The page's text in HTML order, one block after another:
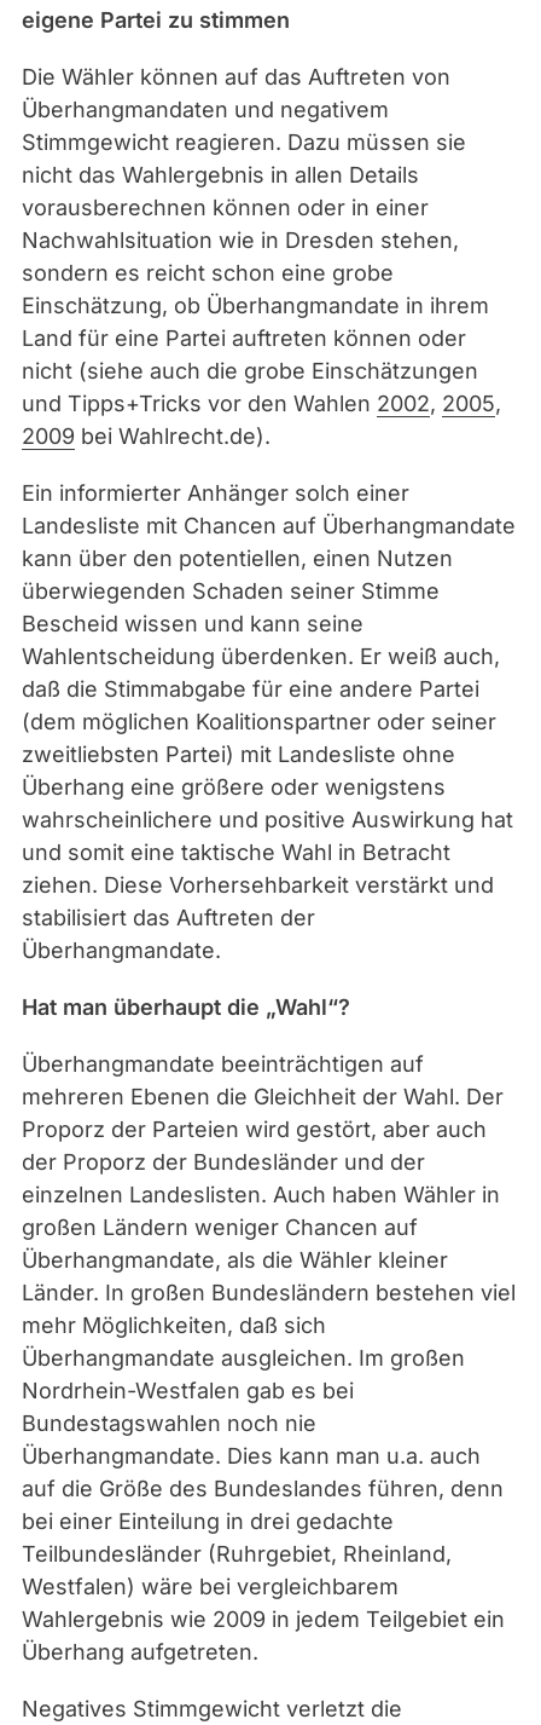
eigene Partei zu stimmen
Die Wähler können auf das Auftreten von
Überhangmandaten und negativem
Stimmgewicht reagieren. Dazu müssen sie
nicht das Wahlergebnis in allen Details
vorausberechnen können oder in einer
Nachwahlsituation wie in Dresden stehen,
sondern es reicht schon eine grobe
Einschätzung, ob Überhangmandate in ihrem
Land für eine Partei auftreten können oder
nicht (siehe auch die grobe Einschätzungen
und Tipps+Tricks vor den Wahlen 2002, 2005,
2009 bei Wahlrecht.de).
Ein informierter Anhänger solch einer
Landesliste mit Chancen auf Überhangmandate
kann über den potentiellen, einen Nutzen
überwiegenden Schaden seiner Stimme
Bescheid wissen und kann seine
Wahlentscheidung überdenken. Er weiß auch,
daß die Stimmabgabe für eine andere Partei
(dem möglichen Koalitionspartner oder seiner
zweitliebsten Partei) mit Landesliste ohne
Überhang eine größere oder wenigstens
wahrscheinlichere und positive Auswirkung hat
und somit eine taktische Wahl in Betracht
ziehen. Diese Vorhersehbarkeit verstärkt und
stabilisiert das Auftreten der
Überhangmandate.
Hat man überhaupt die „Wahl“?
Überhangmandate beeinträchtigen auf
mehreren Ebenen die Gleichheit der Wahl. Der
Proporz der Parteien wird gestört, aber auch
der Proporz der Bundesländer und der
einzelnen Landeslisten. Auch haben Wähler in
großen Ländern weniger Chancen auf
Überhangmandate, als die Wähler kleiner
Länder. In großen Bundesländern bestehen viel
mehr Möglichkeiten, daß sich
Überhangmandate ausgleichen. Im großen
Nordrhein-Westfalen gab es bei
Bundestagswahlen noch nie
Überhangmandate. Dies kann man u.a. auch
auf die Größe des Bundeslandes führen, denn
bei einer Einteilung in drei gedachte
Teilbundesländer (Ruhrgebiet, Rheinland,
Westfalen) wäre bei vergleichbarem
Wahlergebnis wie 2009 in jedem Teilgebiet ein
Überhang aufgetreten.
Negatives Stimmgewicht verletzt die